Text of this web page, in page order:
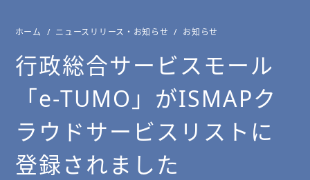
ホーム ニュースリリース・お知らせ お知らせ
行政総合サービスモール
「e-TUMO」がISMAPク
ラウドサービスリストに
登録されました